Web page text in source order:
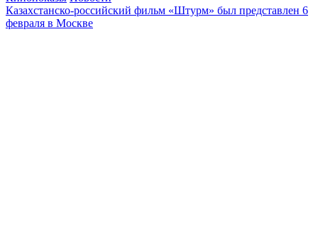
Казахстанско-российский фильм «Штурм» был представлен 6
февраля в Москве